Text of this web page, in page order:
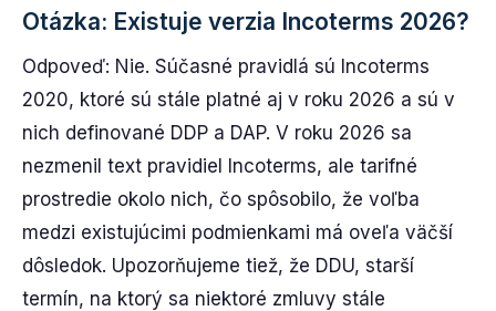
Otázka: Existuje verzia Incoterms 2026?
Odpoveď: Nie. Súčasné pravidlá sú Incoterms
2020, ktoré sú stále platné aj v roku 2026 a sú v
nich definované DDP a DAP. V roku 2026 sa
nezmenil text pravidiel Incoterms, ale tarifné
prostredie okolo nich, čo spôsobilo, že voľba
medzi existujúcimi podmienkami má oveľa väčší
dôsledok. Upozorňujeme tiež, že DDU, starší
termín, na ktorý sa niektoré zmluvy stále